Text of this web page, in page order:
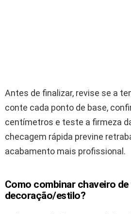
Antes de finalizar, revise se a
conte cada ponto de base,
centímetros e teste a firmeza
checagem rápida previne
acabamento mais profissional.
Como combinar chaveiro
decoração/estilo?